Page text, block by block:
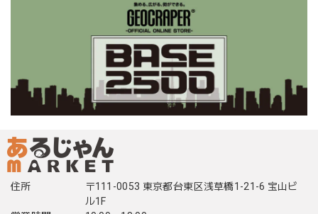
住所
〒111-0053 東京都台東区浅草橋1-21-6 宝山ビ
ル1F